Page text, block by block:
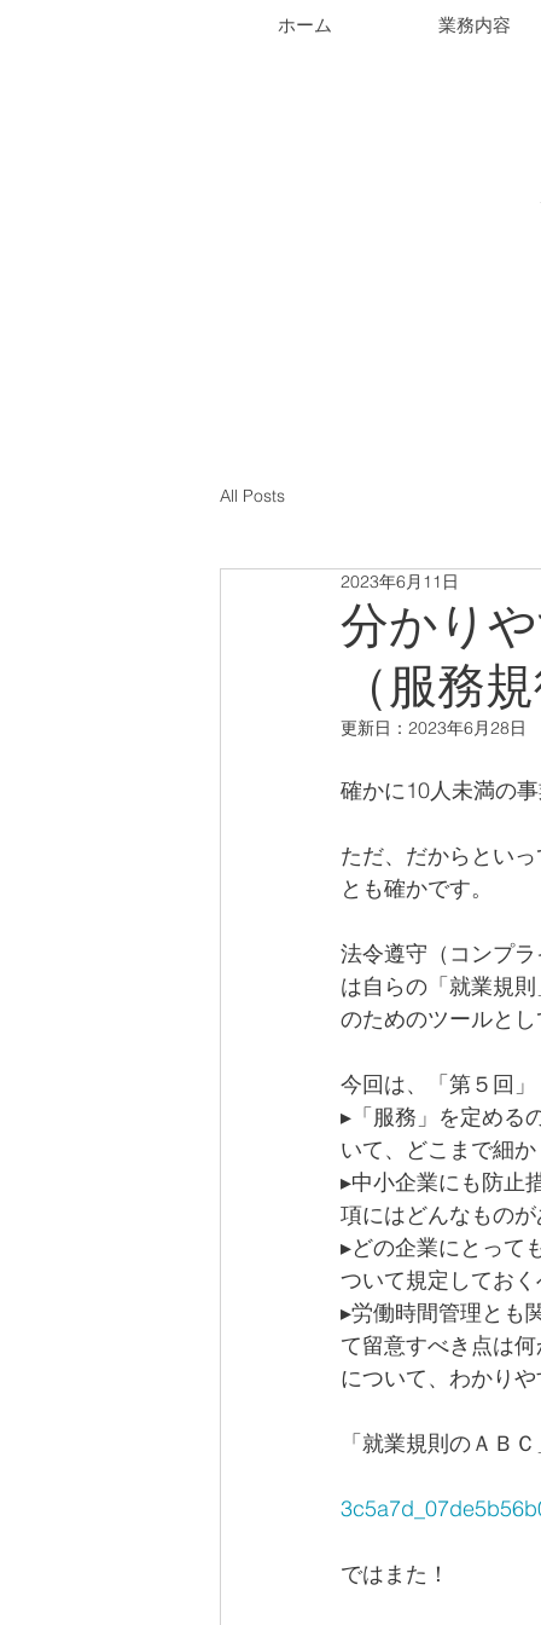
ホーム 業務内容
All Posts
分かり
（服務
2023年6月11日
更新日： 2023年6月28日
確かに10人未満の
ただ、だからとい
とも確かです。
法令遵守（コンプ
は自らの「就業規
のためのツールと
今回は、「第５回
▸「服務」を定める
いて、どこまで細
▸中小企業にも防止
項にはどんなもの
▸どの企業にとって
ついて規定してお
▸労働時間管理とも
て留意すべき点は
について、わかり
「就業規則のＡＢ
ではまた！